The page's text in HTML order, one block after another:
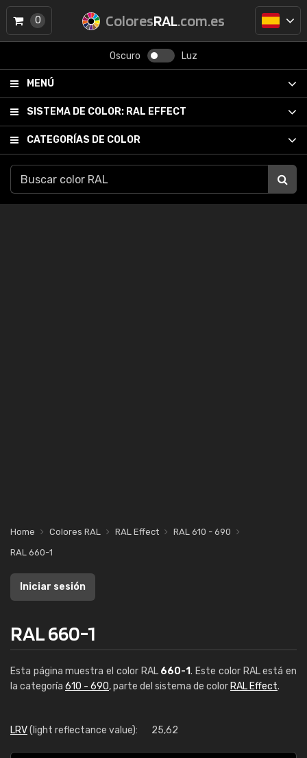
ColoresRAL.com.es
Oscuro Luz
MENÚ
SISTEMA DE COLOR: RAL EFFECT
CATEGORÍAS DE COLOR
0
Home Colores RAL RAL Effect
RAL 610 - 690
RAL 660-1
Iniciar sesión
RAL 660-1
Esta página muestra el color RAL 660-1. Este color RAL está en
la categoría 610 - 690, parte del sistema de color RAL Effect.
LRV(light reflectance value): 25,62